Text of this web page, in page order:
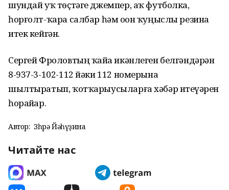
шундай уҡ төҫтәге джемпер, аҡ футболка,
һорғолт-ҡара салбар һәм оҙон ҡуңыслы резина
итек кейгән.
Сергей Фроловтың ҡайҙа икәнлеген белгәндәрҙән
8-937-3-102-112 йәки 112 номерына
шылтыратып, ҡотҡарыусыларға хәбәр итеүҙәрен
һорайҙар.
Автор: Зөһрә Йәһүҙина
Читайте нас